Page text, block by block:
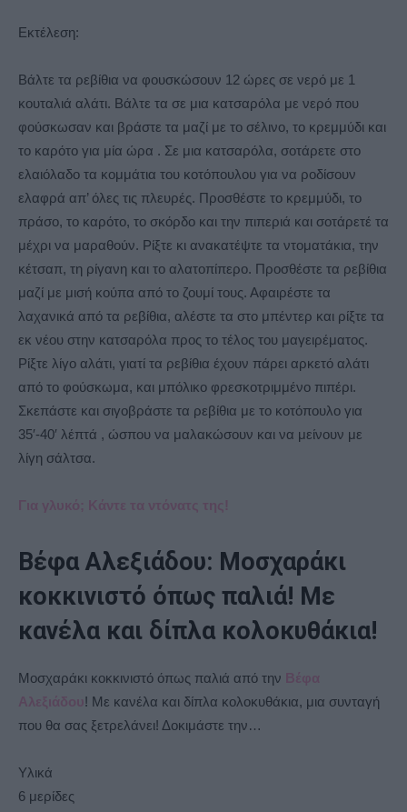
Εκτέλεση:
Βάλτε τα ρεβίθια να φουσκώσουν 12 ώρες σε νερό με 1
κουταλιά αλάτι. Βάλτε τα σε μια κατσαρόλα με νερό που
φούσκωσαν και βράστε τα μαζί με το σέλινο, το κρεμμύδι και
το καρότο για μία ώρα . Σε μια κατσαρόλα, σοτάρετε στο
ελαιόλαδο τα κομμάτια του κοτόπουλου για να ροδίσουν
ελαφρά απ’ όλες τις πλευρές. Προσθέστε το κρεμμύδι, το
πράσο, το καρότο, το σκόρδο και την πιπεριά και σοτάρετέ τα
μέχρι να μαραθούν. Ρίξτε κι ανακατέψτε τα ντοματάκια, την
κέτσαπ, τη ρίγανη και το αλατοπίπερο. Προσθέστε τα ρεβίθια
μαζί με μισή κούπα από το ζουμί τους. Αφαιρέστε τα
λαχανικά από τα ρεβίθια, αλέστε τα στο μπέντερ και ρίξτε τα
εκ νέου στην κατσαρόλα προς το τέλος του μαγειρέματος.
Ρίξτε λίγο αλάτι, γιατί τα ρεβίθια έχουν πάρει αρκετό αλάτι
από το φούσκωμα, και μπόλικο φρεσκοτριμμένο πιπέρι.
Σκεπάστε και σιγοβράστε τα ρεβίθια με το κοτόπουλο για
35′-40′ λέπτά , ώσπου να μαλακώσουν και να μείνουν με
λίγη σάλτσα.
Για γλυκό; Κάντε τα ντόνατς της!
Βέφα Αλεξιάδου: Μοσχαράκι
κοκκινιστό όπως παλιά! Με
κανέλα και δίπλα κολοκυθάκια!
Μοσχαράκι κοκκινιστό όπως παλιά από την Βέφα
Αλεξιάδου! Με κανέλα και δίπλα κολοκυθάκια, μια συνταγή
που θα σας ξετρελάνει! Δοκιμάστε την…
Υλικά
6 μερίδες